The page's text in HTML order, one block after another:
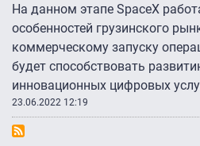
На данном этапе SpaceX
особенностей грузинского
коммерческому запуску
будет способствовать
инновационных цифровых
23.06.2022 12:19